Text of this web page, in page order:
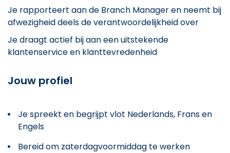
Je rapporteert aan de Branch Manager en neemt bij
afwezigheid deels de verantwoordelijkheid over
Je draagt actief bij aan een uitstekende
klantenservice en klanttevredenheid
Jouw profiel
Je spreekt en begrijpt vlot Nederlands, Frans en
Engels
Bereid om zaterdagvoormiddag te werken